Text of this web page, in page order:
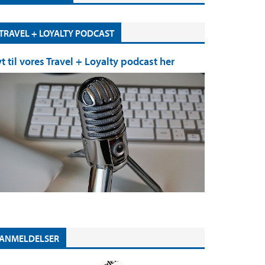
+ LOYALTY PODCAST
til vores Travel + Loyalty podcast her